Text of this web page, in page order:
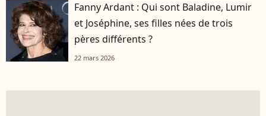
Fanny Ardant : Qui sont Baladine, Lumir
et Joséphine, ses filles nées de trois
pères différents ?
22 mars 2026